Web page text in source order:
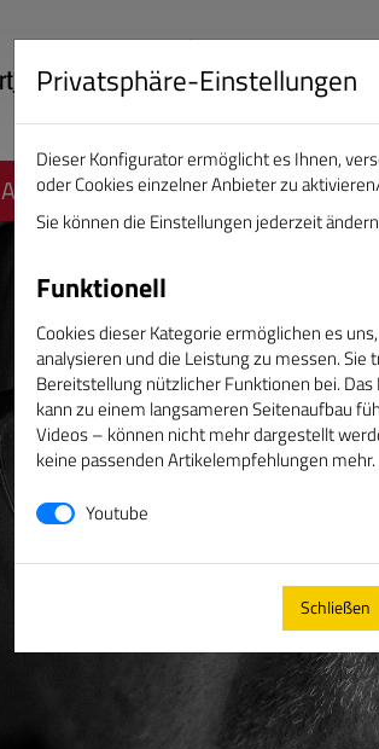
e.V. DAS GOLDENE
ÜBER UNS
Privatsphäre-Einstellungen
Dieser Konfigurator ermöglicht es Ihnen,
oder Cookies einzelner Anbieter zu
Sie können die Einstellungen jederzeit
Funktionell
Cookies dieser Kategorie ermöglichen es
analysieren und die Leistung zu messen. Sie
Bereitstellung nützlicher Funktionen bei.
kann zu einem langsameren Seitenaufbau
Videos – können nicht mehr dargestellt
keine passenden Artikelempfehlungen mehr.
Youtube
Schließen